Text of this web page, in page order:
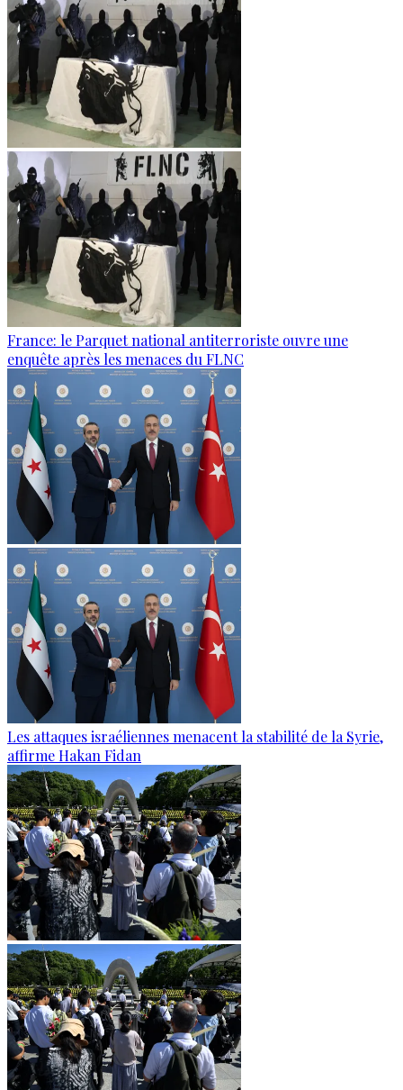
France: le Parquet national antiterroriste ouvre une
enquête après les menaces du FLNC
Les attaques israéliennes menacent la stabilité de la Syrie,
affirme Hakan Fidan